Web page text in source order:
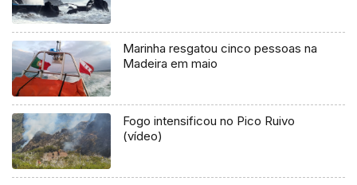
Marinha resgatou cinco pessoas na
Madeira em maio
Fogo intensificou no Pico Ruivo
(vídeo)